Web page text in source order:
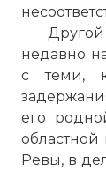
недавно
с теми,
его
областной
Ревы, в
☓